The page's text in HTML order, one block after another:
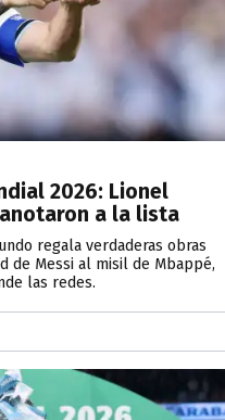
2026: Lionel
a la lista
regala verdaderas obras
de Messi al misil de Mbappé,
las redes.